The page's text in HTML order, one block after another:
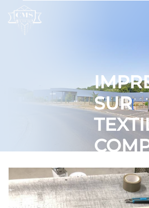
SUR
Panneau de gestion des cookies